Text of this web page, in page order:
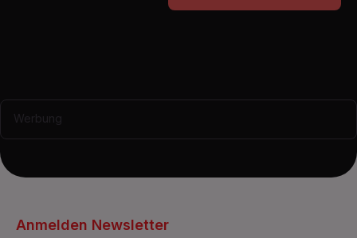
Werbung
Anmelden Newsletter